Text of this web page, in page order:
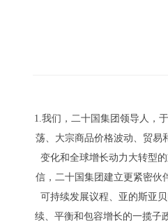
1.我们，二十国集团领导人，
荡、大宗商品价格波动、贸易
变化和全球增长动力大转型
信，二十国集团建立更紧密伙
可持续发展议程、亚的斯亚
续、平衡和包容增长的一揽子